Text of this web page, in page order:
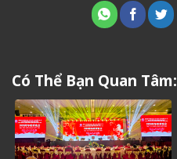
Có Thể Bạn Quan Tâm: